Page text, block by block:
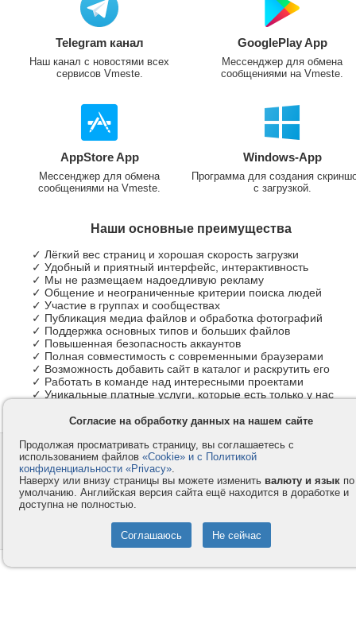
Telegram канал
Наш канал с новостями всех
сервисов Vmeste.
GooglePlay App
Мессенджер для обмена
сообщениями на Vmeste.
AppStore App
Мессенджер для обмена
сообщениями на Vmeste.
Windows-App
Программа для создания
с загрузкой.
Наши основные преимущества
✓ Лёгкий вес страниц и хорошая скорость загрузки
✓ Удобный и приятный интерфейс, интерактивность
✓ Мы не размещаем надоедливую рекламу
✓ Общение и неограниченные критерии поиска людей
✓ Участие в группах и сообществах
✓ Публикация медиа файлов и обработка фотографий
✓ Поддержка основных типов и больших файлов
✓ Повышенная безопасность аккаунтов
✓ Полная совместимость с современными браузерами
✓ Возможность добавить сайт в каталог и раскрутить его
✓ Работать в команде над интересными проектами
✓ Уникальные платные услуги, которые есть только у нас
Контакты
Компания
Privacy и Cookie
Услуги
Как оплатить
Помощь
© 2008-2026
- Все права защищены.
Согласие на обработку данных на нашем сайте
Продолжая просматривать страницу, вы соглашаетесь с
использованием файлов «Cookie» и с Политикой
конфиденциальности «Privacy».
Наверху или внизу страницы вы можете изменить валюту и язык по
умолчанию. Английская версия сайта ещё находится в доработке и
доступна не полностью.